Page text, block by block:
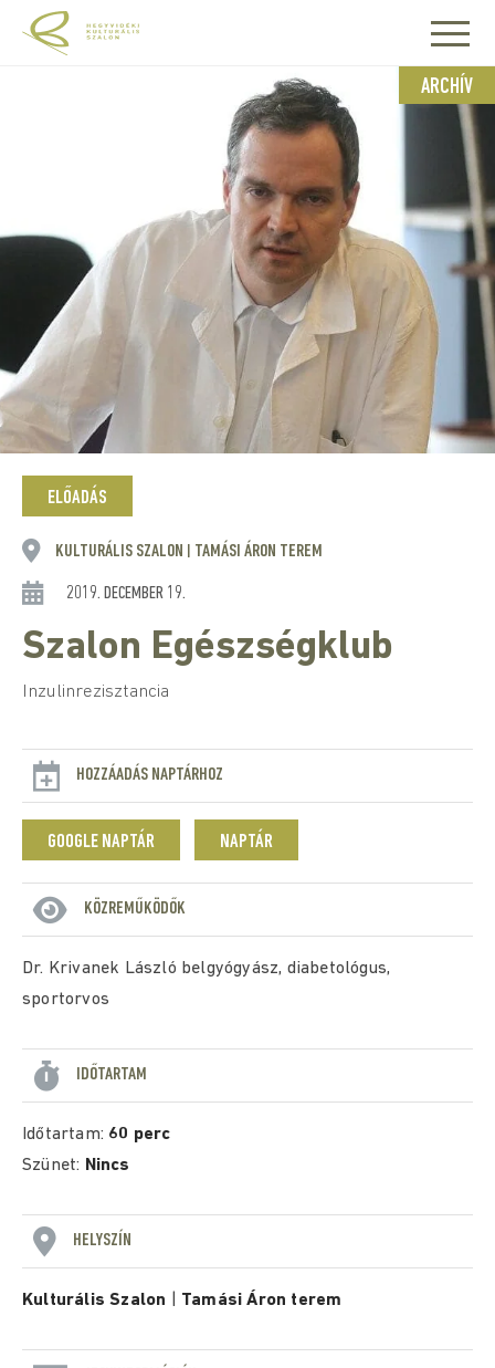
ARCHÍV
ELŐADÁS
KULTURÁLIS SZALON TAMÁSI ÁRON TEREM
2019. DECEMBER 19.
Szalon Egészségklub
Inzulinrezisztancia
HOZZÁADÁS NAPTÁRHOZ
GOOGLE NAPTÁR NAPTÁR
KÖZREMŰKÖDŐK
Dr. Krivanek László belgyógyász, diabetológus,
sportorvos
IDŐTARTAM
Időtartam: 60 perc
Szünet: Nincs
HELYSZÍN
Kulturális Szalon Tamási Áron terem